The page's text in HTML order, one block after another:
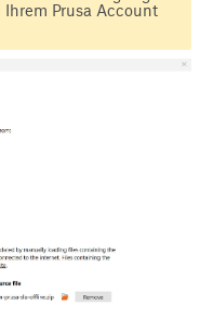
Prusa Account